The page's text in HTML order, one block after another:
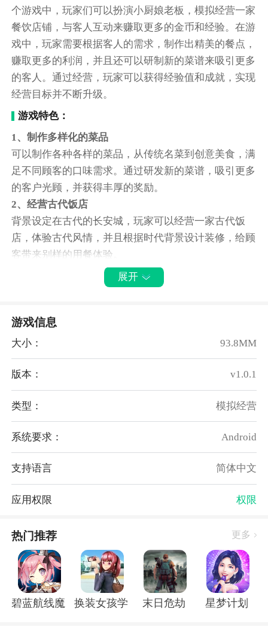
个游戏中，玩家们可以扮演小厨娘老板，模拟经营一家
餐饮店铺，与客人互动来赚取更多的金币和经验。在游
戏中，玩家需要根据客人的需求，制作出精美的餐点，
赚取更多的利润，并且还可以研制新的菜谱来吸引更多
的客人。通过经营，玩家可以获得经验值和成就，实现
经营目标并不断升级。
游戏特色：
1、制作多样化的菜品
可以制作各种各样的菜品，从传统名菜到创意美食，满
足不同顾客的口味需求。通过研发新的菜谱，吸引更多
的客户光顾，并获得丰厚的奖励。
2、经营古代饭店
背景设定在古代的长安城，玩家可以经营一家古代饭
店，体验古代风情，并且根据时代背景设计装修，给顾
客带来别样的用餐体验。
为了更好地提供服务，玩家可以招聘更多的员工来协助
供高效的服务，增加顾客的满意度。
4、锻炼经营方案吸引顾客
组合、优惠活动和装修改造等手段，吸引更多的顾客光
顾，提升餐馆的知名度和盈利能力。
5、免费品尝活动
为了吸引更多的顾客，游戏还提供了免费品尝活动。玩
家可以定期举办免费品尝活动，让顾客免费尝试自家的
特色菜品，增加顾客的好感度和回头率。
1、通过努力经营店铺，吸引更多的顾客并赚取金币。
和服务。通过努力，逐渐打造一个豪华的店铺并获得丰
厚的回报。
2、根据自己的喜好和实力，精心装修店铺，创造一个
舒适、温馨和豪华的购物环境。经过不断的努力和升
级，店铺的装修任务将变得越来越多，为玩家展示设计
展开
游戏信息
大小： 93.8MM
版本： v1.0.1
类型： 模拟经营
系统要求： Android
支持语言 简体中文
应用权限 权限
热门推荐 更多
碧蓝航线魔改r18全套补丁破解版
换装女孩学校 末日危劫 星梦计划